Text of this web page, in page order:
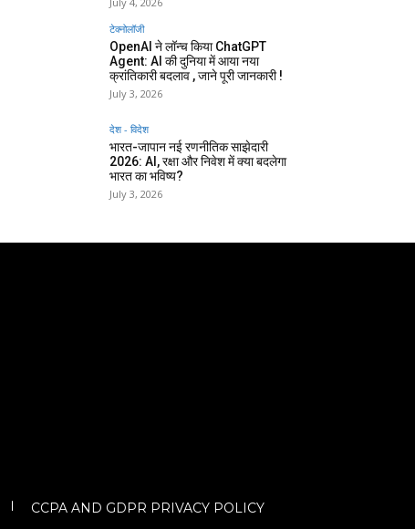
टेक्नोलॉजी
OpenAI ने लॉन्च किया ChatGPT
Agent: AI की दुनिया में आया नया
क्रांतिकारी बदलाव , जाने पूरी जानकारी !
July 3, 2026
देश - विदेश
भारत-जापान नई रणनीतिक साझेदारी
2026: AI, रक्षा और निवेश में क्या बदलेगा
भारत का भविष्य?
July 3, 2026
CCPA AND GDPR PRIVACY POLICY